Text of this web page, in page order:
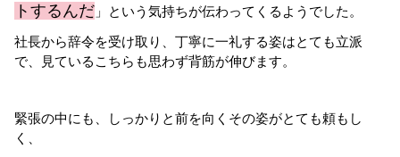
トするんだ 」という気持ちが伝わってくるようでした。
社長から辞令を受け取り、丁寧に一礼する姿はとても立派
で、見ているこちらも思わず背筋が伸びます。
緊張の中にも、しっかりと前を向くその姿がとても頼もし
く、